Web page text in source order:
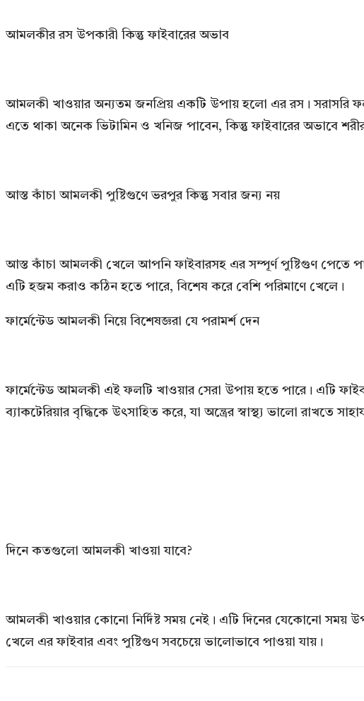
আমলকীর রস উপকারী কিন্তু ফাইবারের অভাব
আমলকী খাওয়ার অন্যতম জনপ্রিয় একটি উপায় হলো এর রস। সরাসরি
এতে থাকা অনেক ভিটামিন ও খনিজ পাবেন, কিন্তু ফাইবারের অভাবে শরীর
আস্ত কাঁচা আমলকী পুষ্টিগুণে ভরপুর কিন্তু সবার জন্য নয়
আস্ত কাঁচা আমলকী খেলে আপনি ফাইবারসহ এর সম্পূর্ণ পুষ্টিগুণ পেতে
এটি হজম করাও কঠিন হতে পারে, বিশেষ করে বেশি পরিমাণে খেলে।
ফার্মেন্টেড আমলকী নিয়ে বিশেষজ্ঞরা যে পরামর্শ দেন
ফার্মেন্টেড আমলকী এই ফলটি খাওয়ার সেরা উপায় হতে পারে। এটি
ব্যাকটেরিয়ার বৃদ্ধিকে উৎসাহিত করে, যা অন্ত্রের স্বাস্থ্য ভালো রাখতে
দিনে কতগুলো আমলকী খাওয়া যাবে?
আমলকী খাওয়ার কোনো নির্দিষ্ট সময় নেই। এটি দিনের যেকোনো সময়
খেলে এর ফাইবার এবং পুষ্টিগুণ সবচেয়ে ভালোভাবে পাওয়া যায়।